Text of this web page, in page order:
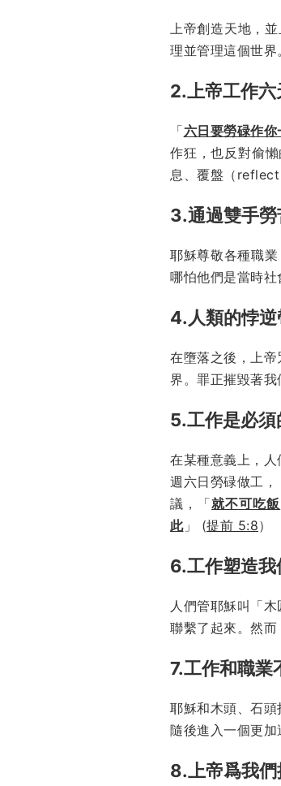
上帝創造天地，
理並管理這個世
2.上帝工作六
「六日要勞碌作
作狂，也反對偷
息、覆盤（reflect
3.通過雙手勞
耶穌尊敬各種職
哪怕他們是當時社
4.人類的悖逆
在墮落之後，上
界。罪正摧毀著我
5.工作是必須
在某種意義上，
週六日勞碌做工，
議，「就不可吃飯
此」 (提前 5:8）
6.工作塑造我
人們管耶穌叫「木
聯繫了起來。然而
7.工作和職業
耶穌和木頭、石
隨後進入一個更加
8.上帝爲我們